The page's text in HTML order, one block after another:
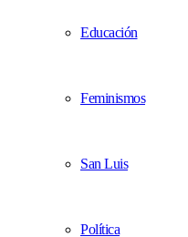
Educación
Feminismos
San Luis
Política